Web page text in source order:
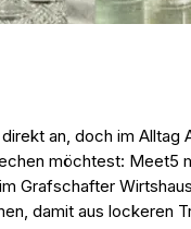
an, doch im Alltag
möchtest: Meet5
Grafschafter
damit aus lockeren